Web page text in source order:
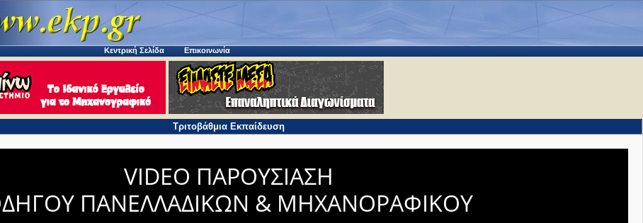
Κεντρική Σελίδα Επικοινωνία
Τριτοβάθμια Εκπαίδευση
VIDEO ΠΑΡΟΥΣΙΑΣΗ
ΠΑΝΕΛΛΑΔΙΚΩΝ & ΜΗΧΑΝΟΡΑΦΙΚΟΥ